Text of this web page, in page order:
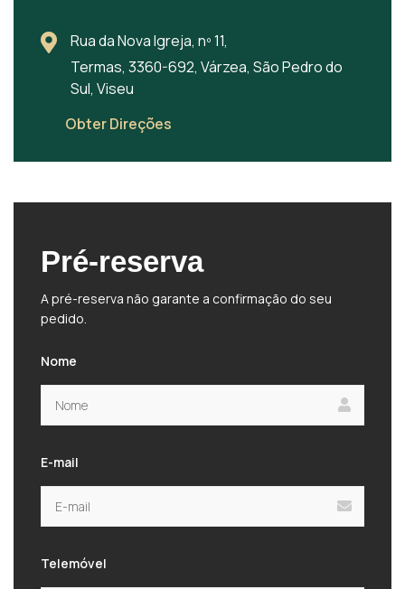
Rua da Nova Igreja, nº 11,
Termas, 3360-692, Várzea, São Pedro do
Sul, Viseu
Obter Direções
Pré-reserva
A pré-reserva não garante a confirmação do seu
pedido.
Nome
E-mail
Telemóvel